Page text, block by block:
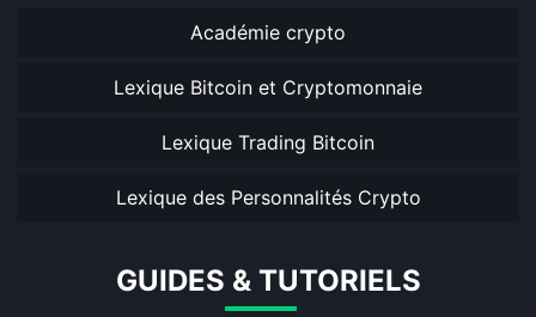
Académie crypto
Lexique Bitcoin et Cryptomonnaie
Lexique Trading Bitcoin
Lexique des Personnalités Crypto
GUIDES & TUTORIELS